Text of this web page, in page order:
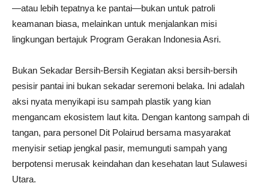
—atau lebih tepatnya ke pantai—bukan untuk patroli
keamanan biasa, melainkan untuk menjalankan misi
lingkungan bertajuk Program Gerakan Indonesia Asri.
Bukan Sekadar Bersih-Bersih Kegiatan aksi bersih-bersih
pesisir pantai ini bukan sekadar seremoni belaka. Ini adalah
aksi nyata menyikapi isu sampah plastik yang kian
mengancam ekosistem laut kita. Dengan kantong sampah di
tangan, para personel Dit Polairud bersama masyarakat
menyisir setiap jengkal pasir, memunguti sampah yang
berpotensi merusak keindahan dan kesehatan laut Sulawesi
Utara.